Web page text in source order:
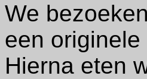
We
een
Hierna eten